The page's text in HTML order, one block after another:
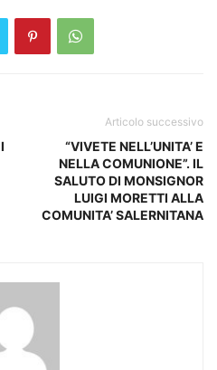
Articolo successivo
“VIVETE NELL’UNITA’ E
NELLA COMUNIONE”. IL
SALUTO DI MONSIGNOR
LUIGI MORETTI ALLA
COMUNITA’ SALERNITANA